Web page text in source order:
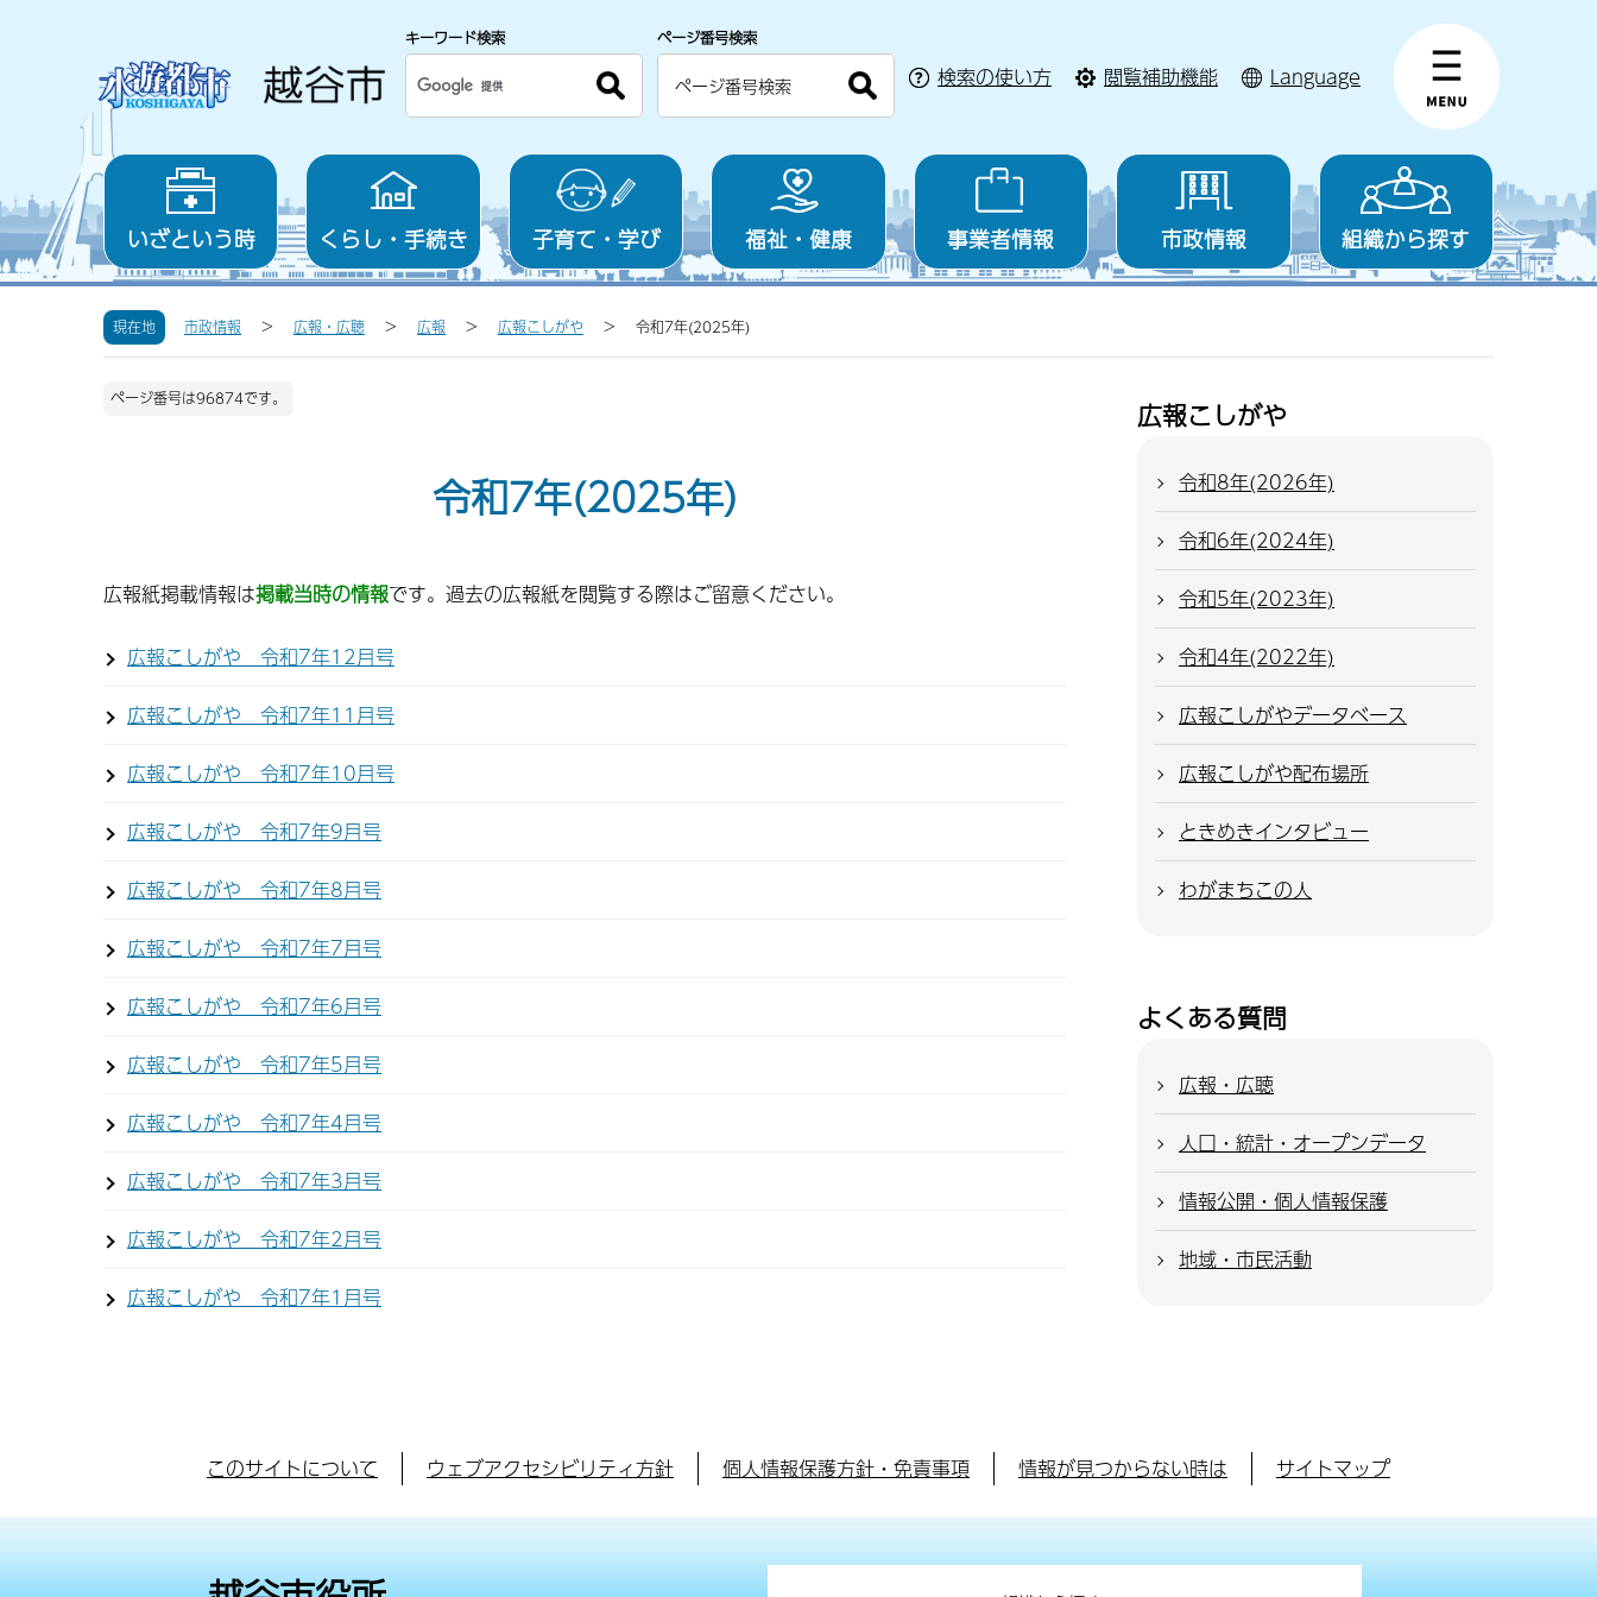
キーワード検索 ページ番号検索
検索の使い方 閲覧補助機能 Language
いざという時 くらし・手続き 子育て・学び 福祉・健康 事業者情報 市政情報 組織から探す
現在地 市政情報 広報・広聴 広報 広報こしがや 令和7年(2025年)
ページ番号は96874です。
令和7年(2025年)
広報紙掲載情報は掲載当時の情報です。過去の広報紙を閲覧する際はご留意ください。
広報こしがや 令和7年12月号
広報こしがや 令和7年11月号
広報こしがや 令和7年10月号
広報こしがや 令和7年9月号
広報こしがや 令和7年8月号
広報こしがや 令和7年7月号
広報こしがや 令和7年6月号
広報こしがや 令和7年5月号
広報こしがや 令和7年4月号
広報こしがや 令和7年3月号
広報こしがや 令和7年2月号
広報こしがや 令和7年1月号
広報こしがや
令和8年(2026年)
令和6年(2024年)
令和5年(2023年)
令和4年(2022年)
広報こしがやデータベース
広報こしがや配布場所
ときめきインタビュー
わがまちこの人
よくある質問
広報・広聴
人口・統計・オープンデータ
情報公開・個人情報保護
地域・市民活動
このサイトについて ウェブアクセシビリティ方針 個人情報保護方針・免責事項 情報が見つからない時は サイトマップ